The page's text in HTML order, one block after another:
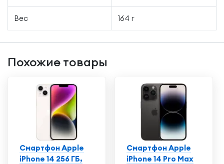
Вес 164 г
Похожие товары
Смартфон Apple
iPhone 14 256 ГБ,
Смартфон Apple
iPhone 14 Pro Max